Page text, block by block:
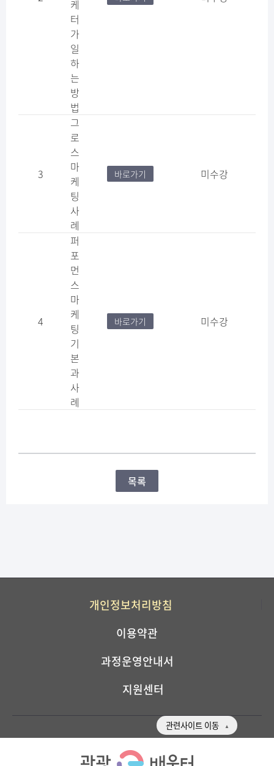
케
터
가
일
하
는
방
법
3
그
로
스
마
케
팅
사
례
바로가기 미수강
4
퍼
포
먼
스
마
케
팅
기
본
과
사
례
바로가기 미수강
목록
개인정보처리방침
이용약관
과정운영안내서
지원센터
관련사이트 이동